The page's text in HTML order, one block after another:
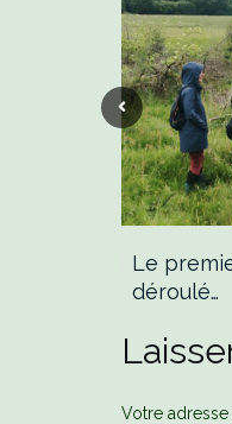
Le
déroulé…
Votre